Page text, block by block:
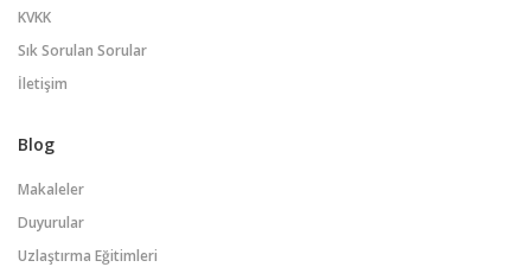
KVKK
Sık Sorulan Sorular
İletişim
Blog
Makaleler
Duyurular
Uzlaştırma Eğitimleri